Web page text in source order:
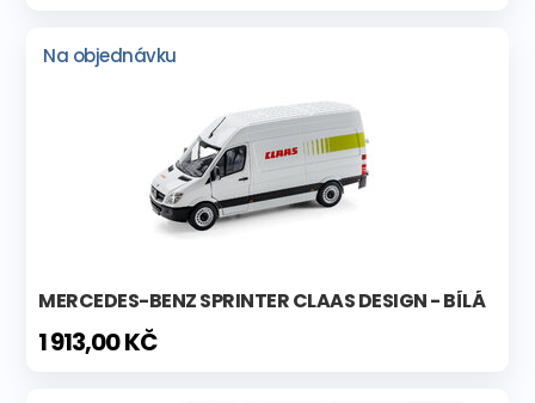
Na objednávku
MERCEDES-BENZ SPRINTER CLAAS DESIGN - BÍLÁ
1 913,00 KČ